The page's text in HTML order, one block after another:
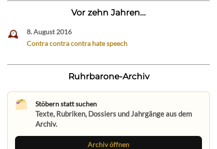
Vor zehn Jahren...
8. August 2016
Contra contra contra hate speech
Ruhrbarone-Archiv
Stöbern statt suchen
Texte, Rubriken, Dossiers und Jahrgänge aus dem
Archiv.
Archiv öffnen